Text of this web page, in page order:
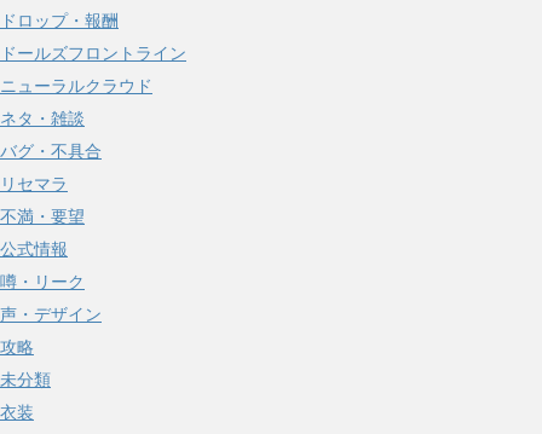
ドロップ・報酬
ドールズフロントライン
ニューラルクラウド
ネタ・雑談
バグ・不具合
リセマラ
不満・要望
公式情報
噂・リーク
声・デザイン
攻略
未分類
衣装